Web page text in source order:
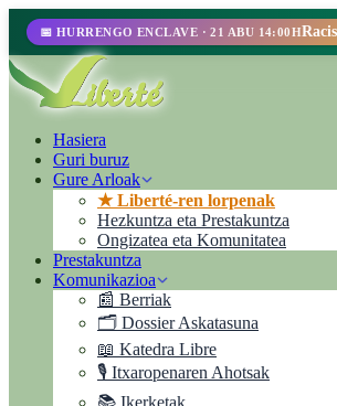
📅 HURRENGO ENCLAVE · 21 ABU 14:00H
Hasiera
Guri buruz
Gure Arloak
★ Liberté-ren lorpenak
Hezkuntza eta Prestakuntza
Ongizatea eta Komunitatea
Prestakuntza
Komunikazioa
📰 Berriak
🗂️ Dossier Askatasuna
📖 Katedra Libre
🎙️ Itxaropenaren Ahotsak
📚 Ikerketak